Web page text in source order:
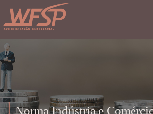
Norma Indústria e